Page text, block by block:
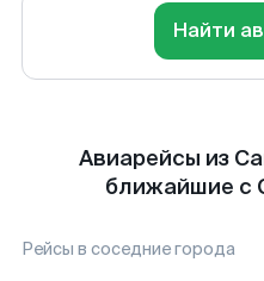
Найти
Авиарейсы из
ближайшие с
Рейсы в соседние города